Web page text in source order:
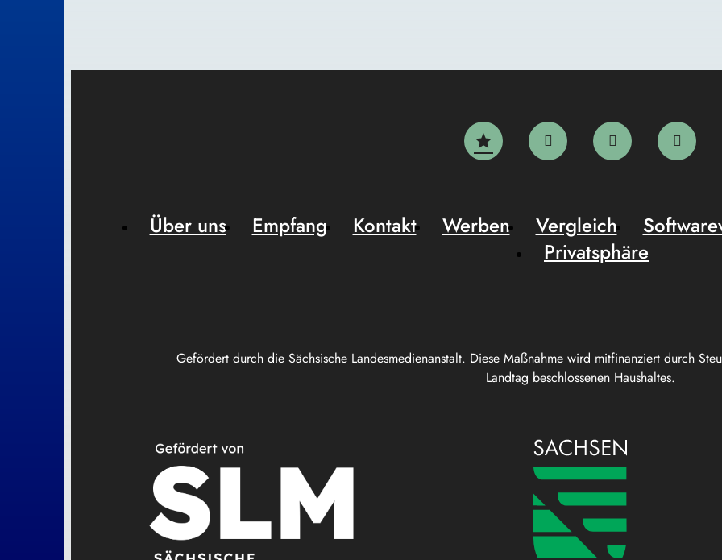
Gefördert durch die Sächsische Landesmedienanstalt. Diese Maßnahme wird mitfinanziert durch
Landtag beschlossenen Haushaltes.
Über uns Empfang Kontakt Werben Vergleich
Privatsphäre